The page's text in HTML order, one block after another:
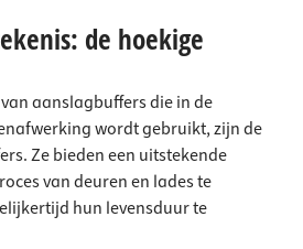
de hoekige
aanslagbuffers die in de
wordt gebruikt, zijn de
Ze bieden een uitstekende
van deuren en lades te
hun levensduur te